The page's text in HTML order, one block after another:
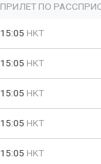
ПРИЛЕТ ПО
15:05 HKT
15:05 HKT
15:05 HKT
15:05 HKT
15:05 HKT